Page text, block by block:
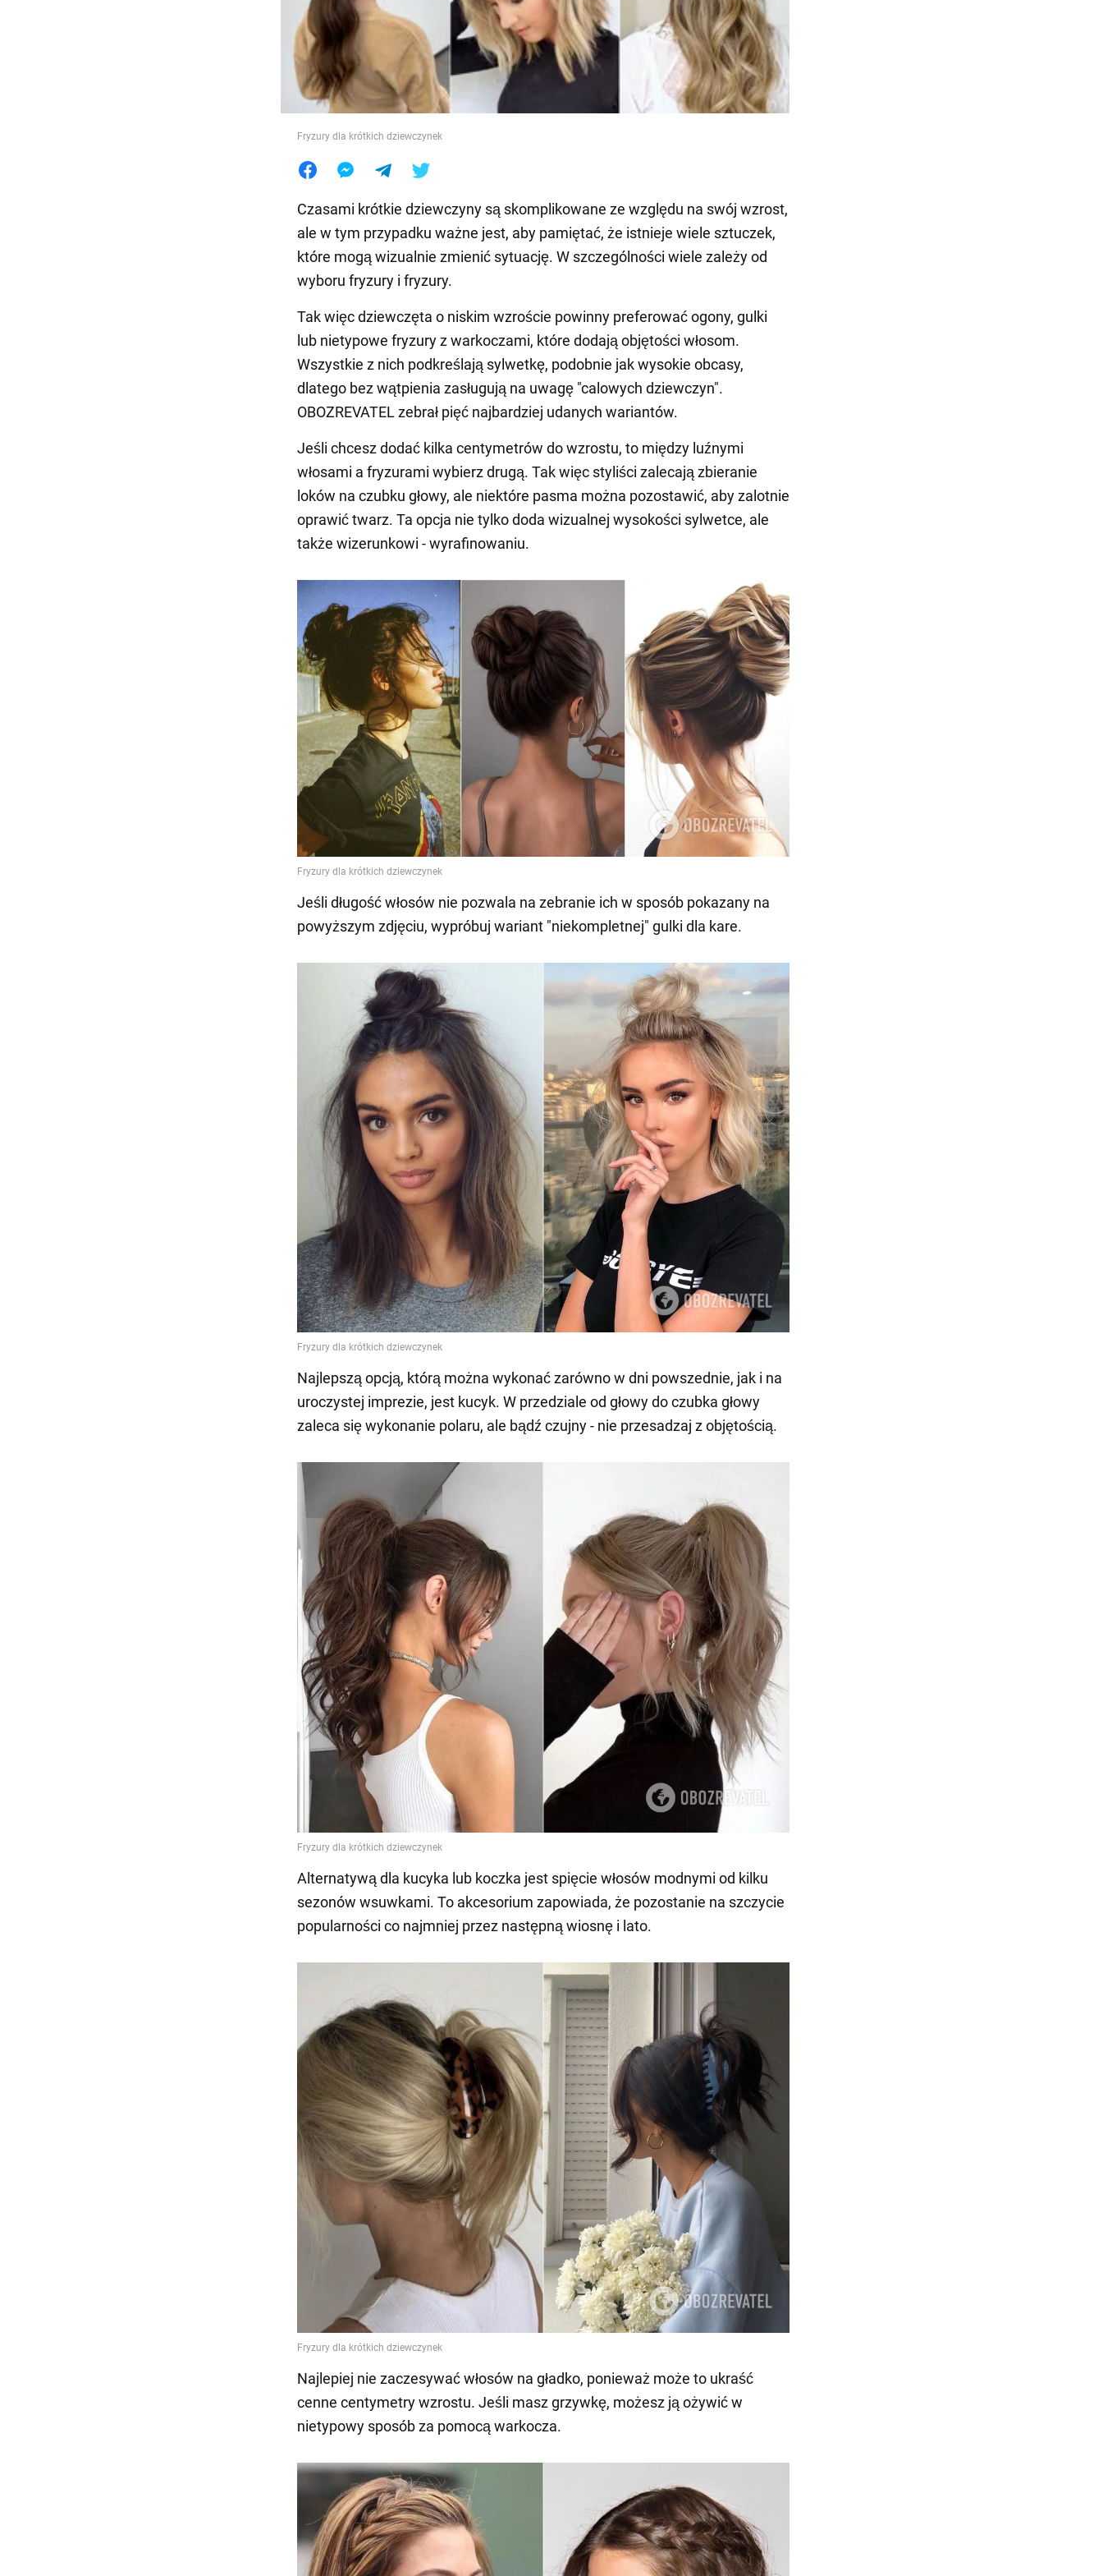
Jedzenie
Fryzury dla krótkich dziewczynek
Czasami krótkie dziewczyny są skomplikowane ze względu na swój wzrost,
ale w tym przypadku ważne jest, aby pamiętać, że istnieje wiele sztuczek,
które mogą wizualnie zmienić sytuację. W szczególności wiele zależy od
wyboru fryzury i fryzury.
Tak więc dziewczęta o niskim wzroście powinny preferować ogony, gulki
lub nietypowe fryzury z warkoczami, które dodają objętości włosom.
Wszystkie z nich podkreślają sylwetkę, podobnie jak wysokie obcasy,
dlatego bez wątpienia zasługują na uwagę "calowych dziewczyn".
OBOZREVATEL zebrał pięć najbardziej udanych wariantów.
Jeśli chcesz dodać kilka centymetrów do wzrostu, to między luźnymi
włosami a fryzurami wybierz drugą. Tak więc styliści zalecają zbieranie
loków na czubku głowy, ale niektóre pasma można pozostawić, aby zalotnie
oprawić twarz. Ta opcja nie tylko doda wizualnej wysokości sylwetce, ale
także wizerunkowi - wyrafinowaniu.
Jeśli długość włosów nie pozwala na zebranie ich w sposób pokazany na
powyższym zdjęciu, wypróbuj wariant "niekompletnej" gulki dla kare.
Najlepszą opcją, którą można wykonać zarówno w dni powszednie, jak i na
uroczystej imprezie, jest kucyk. W przedziale od głowy do czubka głowy
zaleca się wykonanie polaru, ale bądź czujny - nie przesadzaj z objętością.
Alternatywą dla kucyka lub koczka jest spięcie włosów modnymi od kilku
sezonów wsuwkami. To akcesorium zapowiada, że pozostanie na szczycie
popularności co najmniej przez następną wiosnę i lato.
Najlepiej nie zaczesywać włosów na gładko, ponieważ może to ukraść
cenne centymetry wzrostu. Jeśli masz grzywkę, możesz ją ożywić w
nietypowy sposób za pomocą warkocza.